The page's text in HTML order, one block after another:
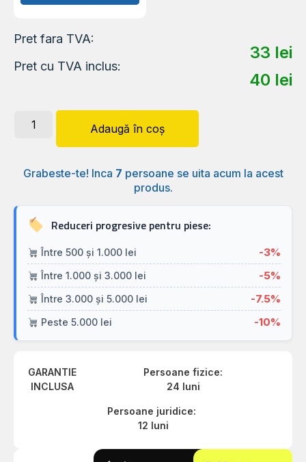
Pret fara TVA:
33 lei
Pret cu TVA inclus:
40 lei
Adaugă în coș
Grabeste-te! Inca 7 persoane se uita acum la acest
produs.
Reduceri progresive pentru piese:
Între 500 și 1.000 lei -3%
Între 1.000 și 3.000 lei -5%
Între 3.000 și 5.000 lei -7.5%
Peste 5.000 lei -10%
GARANTIE
INCLUSA
Persoane fizice:
24 luni
Persoane juridice:
12 luni